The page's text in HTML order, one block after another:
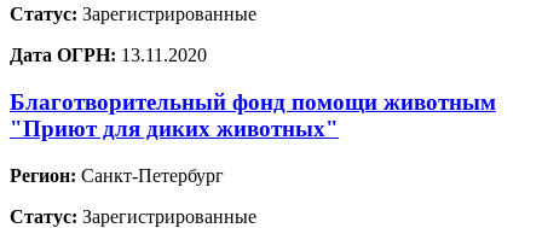
Статус: Зарегистрированные
Дата ОГРН: 13.11.2020
Благотворительный фонд помощи животным
"Приют для диких животных"
Регион: Санкт-Петербург
Статус: Зарегистрированные